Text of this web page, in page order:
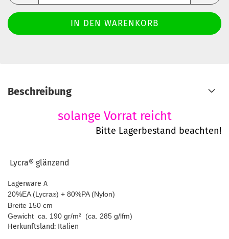
Beschreibung
solange Vorrat reicht
Bitte Lagerbestand beachten!
Lycra® glänzend
Lagerware A
20%EA (Lycra®) + 80%PA (Nylon)
Breite 150 cm
Gewicht ca. 190 gr/m² (ca. 285 g/lfm)
Herkunftsland: Italien